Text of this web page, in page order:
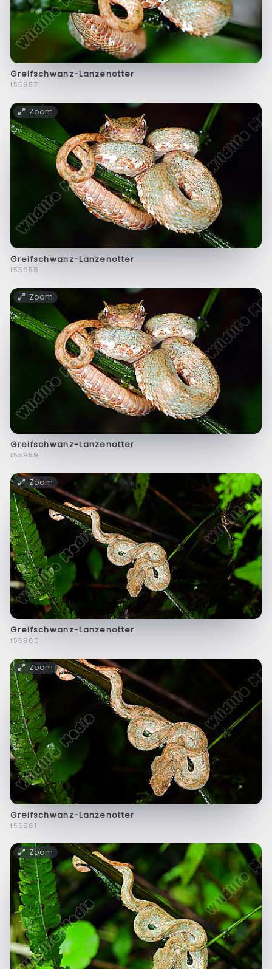
Greifschwanz-Lanzenotter
f55957
Zoom
Greifschwanz-Lanzenotter
f55958
Zoom
Greifschwanz-Lanzenotter
f55959
Zoom
Greifschwanz-Lanzenotter
f55960
Zoom
Greifschwanz-Lanzenotter
f55961
Zoom